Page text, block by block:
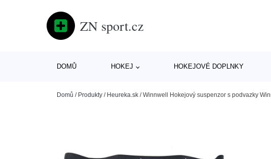
ZN sport.cz
DOMŮ HOKEJ HOKEJOVÉ DOPLNKY
Domů / Produkty / Heureka.sk /Winnwell Hokejový suspenzor s podvazky